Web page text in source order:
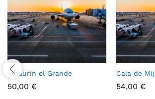
Alhaurin el Grande
50,00 €
Cala de
54,00 €